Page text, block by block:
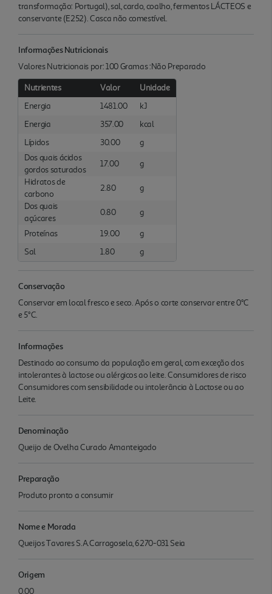
transformação: Portugal), sal, cardo, coalho, fermentos LÁCTEOS e
conservante (E252). Casca não comestível.
Informações Nutricionais
Valores Nutricionais por: 100 Gramas :Não Preparado
Nutrientes Valor
Unidade
Energia
1481.00
kJ
Energia
357.00
kcal
Lípidos
30.00
g
Dos quais ácidos
gordos saturados
17.00
g
Hidratos de
carbono
2.80
g
Dos quais
açúcares
0.80 g
Proteínas 19.00
g
Sal
1.80 g
Conservação
Conservar em local fresco e seco. Após o corte conservar entre 0°C
e 5°C.
Informações
Destinado ao consumo da população em geral, com exceção dos
intolerantes à lactose ou alérgicos ao leite. Consumidores de risco 
Consumidores com sensibilidade ou intolerância à Lactose ou ao
Leite.
Denominação
Queijo de Ovelha Curado Amanteigado
Preparação
Produto pronto a consumir
Nome e Morada
Queijos Tavares S.A.Carragosela, 6270-031 Seia
Origem
0.00